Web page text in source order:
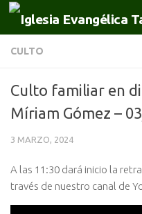
Saltar al contenido
CULTO
Culto familiar en
Míriam Gómez –
3 MARZO, 2024
A las 11:30 dará inicio la
través de nuestro canal de